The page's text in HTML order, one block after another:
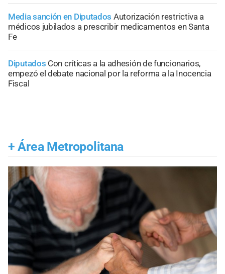
Media sanción en Diputados Autorización restrictiva a
médicos jubilados a prescribir medicamentos en Santa
Fe
Diputados Con críticas a la adhesión de funcionarios,
empezó el debate nacional por la reforma a la Inocencia
Fiscal
+ Área Metropolitana